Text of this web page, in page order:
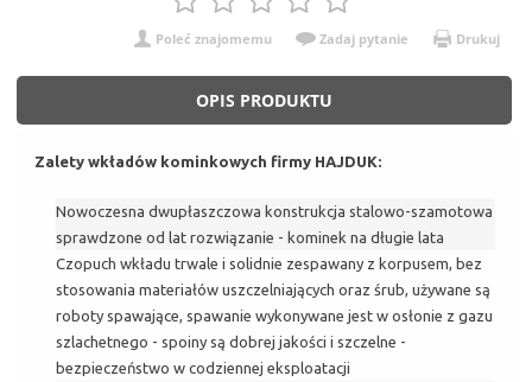
Poleć znajomemu Zadaj pytanie Drukuj
OPIS PRODUKTU
Zalety wkładów kominkowych firmy HAJDUK:
Nowoczesna dwupłaszczowa konstrukcja stalowo-szamotowa
sprawdzone od lat rozwiązanie - kominek na długie lata
Czopuch wkładu trwale i solidnie zespawany z korpusem, bez
stosowania materiałów uszczelniających oraz śrub, używane są
roboty spawające, spawanie wykonywane jest w osłonie z gazu
szlachetnego - spoiny są dobrej jakości i szczelne -
bezpieczeństwo w codziennej eksploatacji